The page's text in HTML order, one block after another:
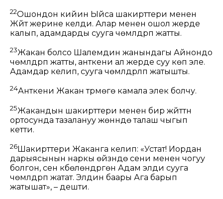
22Ошондон кийин Ыйса шакирттери менен
Жүйүт жерине келди. Алар менен ошол жерде
калып, адамдарды сууга чөмүлдүрүп жатты.
23Жакан болсо Шалемдин жанындагы Айнондо
чөмүлдүрүп жатты, анткени ал жерде суу көп эле.
Адамдар келип, сууга чөмүлдүрүлүп жатышты.
24Анткени Жакан түрмөгө камала элек болчу.
25Жакандын шакирттери менен бир жүйүттүн
ортосунда тазалануу жөнүндө талаш чыгып
кетти.
26Шакирттери Жаканга келип: «Устат! Иордан
дарыясынын наркы өйүзүндө сени менен чогуу
болгон, сен күбөлөндүргөн Адам элди сууга
чөмүлдүрүп жатат. Элдин баары Ага барып
жатышат», – дешти.